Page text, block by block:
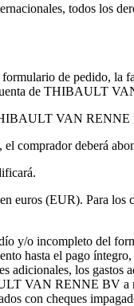
todos los
de pedido, la
de THIBAULT
VAN RENNE
comprador deberá
euros (EUR). Para los
y/o incompleto del
hasta el pago
adicionales, los
VAN RENNE BV a
con cheques